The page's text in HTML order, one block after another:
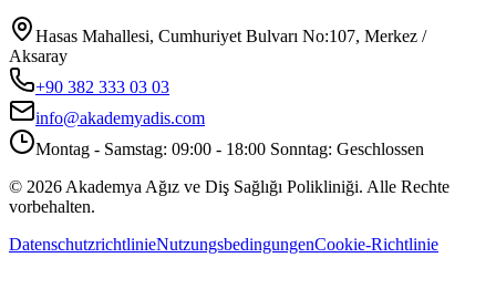
Hasas Mahallesi, Cumhuriyet Bulvarı No:107, Merkez /
Aksaray
+90 382 333 03 03
info@akademyadis.com
Montag - Samstag: 09:00 - 18:00 Sonntag: Geschlossen
© 2026 Akademya Ağız ve Diş Sağlığı Polikliniği. Alle Rechte
vorbehalten.
DatenschutzrichtlinieNutzungsbedingungenCookie-Richtlinie